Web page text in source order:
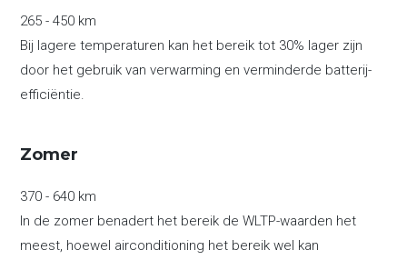
265 - 450 km
Bij lagere temperaturen kan het bereik tot 30% lager zijn
door het gebruik van verwarming en verminderde batterij-
efficiëntie.
Zomer
370 - 640 km
In de zomer benadert het bereik de WLTP-waarden het
meest, hoewel airconditioning het bereik wel kan